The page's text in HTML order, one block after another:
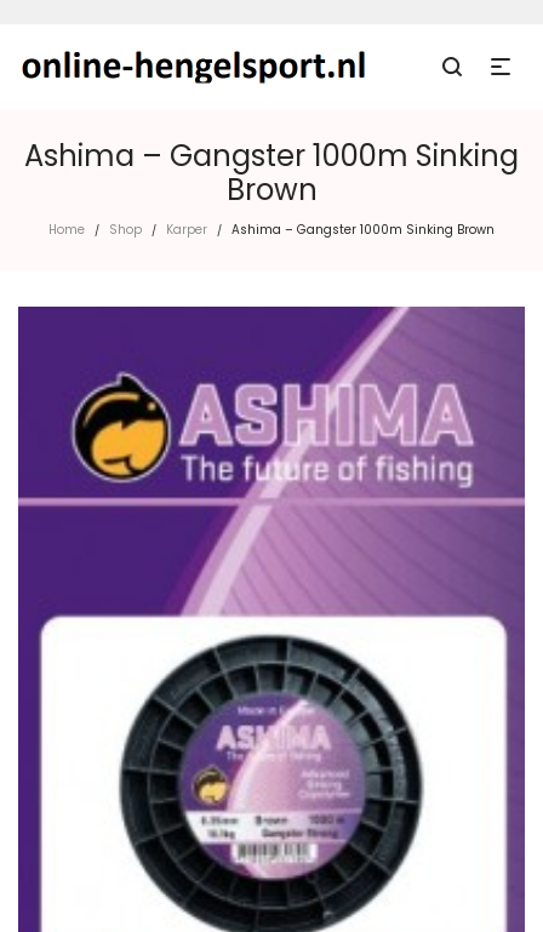
Ashima – Gangster 1000m Sinking
Brown
Home / Shop / Karper / Ashima – Gangster 1000m Sinking Brown